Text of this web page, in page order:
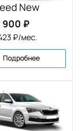
New
900 ₽
₽/мес.
Подробнее